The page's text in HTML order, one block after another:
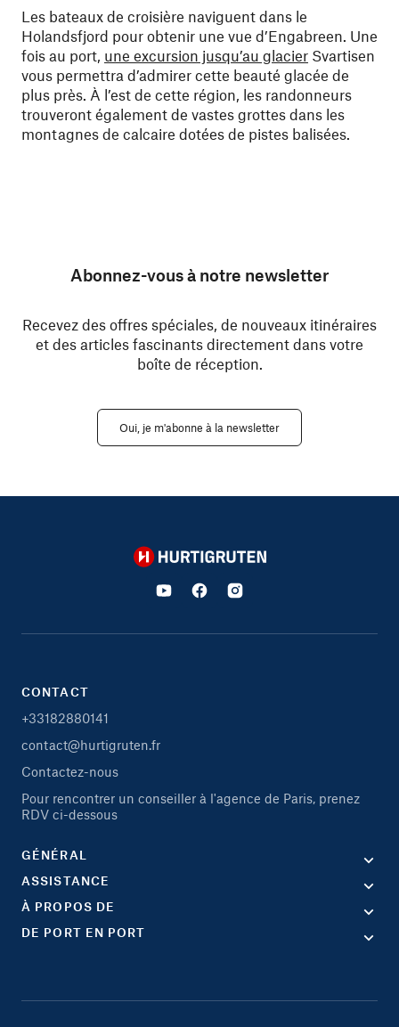
Les bateaux de croisière naviguent dans le
Holandsfjord pour obtenir une vue d’Engabreen. Une
fois au port, une excursion jusqu’au glacier Svartisen
vous permettra d’admirer cette beauté glacée de
plus près. À l’est de cette région, les randonneurs
trouveront également de vastes grottes dans les
montagnes de calcaire dotées de pistes balisées.
Abonnez-vous à notre newsletter
Recevez des offres spéciales, de nouveaux itinéraires
et des articles fascinants directement dans votre
boîte de réception.
Oui, je m'abonne à la newsletter
Hurtigruten
CONTACT
+33182880141
contact@hurtigruten.fr
Contactez-nous
Pour rencontrer un conseiller à l'agence de Paris, prenez
RDV ci-dessous
GÉNÉRAL
ASSISTANCE
À PROPOS DE
DE PORT EN PORT